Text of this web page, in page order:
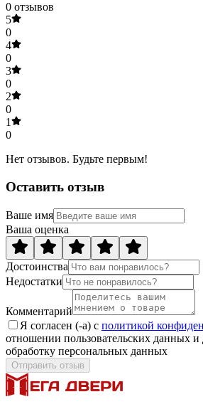
0 отзывов
5
0
4
0
3
0
2
0
1
0
Нет отзывов. Будьте первым!
Оставить отзыв
Ваше имя
Ваша оценка
Достоинства
Недостатки
Комментарий
Я согласен (-а) с политикой
отношении пользовательских данных и
обработку персональных данных
Отправить отзыв